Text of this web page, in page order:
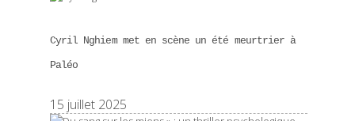
Cyril Nghiem met en scène un été meurtrier à
Paléo
15 juillet 2025